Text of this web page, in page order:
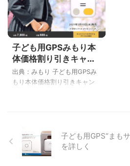
金無料。 KDDIから発売されて
いる子ども用GPSは料金タイ
プが2種類あります。“あんし
んウォッチャーLE”と“あんしん
ウォッチャー”で、前者が月額
タイプ、後者が1年間月額無料
タイプ(月額を支払って延長可
能)になります。 auユーザーで
2024/1/26
子ども用GPSみもり本
体価格割り引きキャン
ペーン＆2024年新モ
デル発売予定
出典：みもり 子ども用GPSみ
もり本体価格割り引きキャン
購入できます。 すでに完売し
ました。 みもり新モデル発売
予定 2024年2月頃に新機種を
子ども用GPS“まも
を詳しく